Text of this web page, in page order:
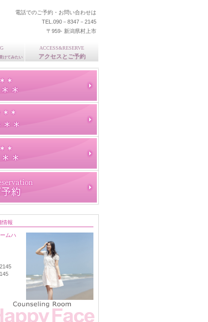
電話でのご予約・お問い合わせは
TEL.090－8347－2145
〒959- 新潟県村上市
けてみたい
ACCESS&RESERVE
アクセスとご予約
情報
ムハ